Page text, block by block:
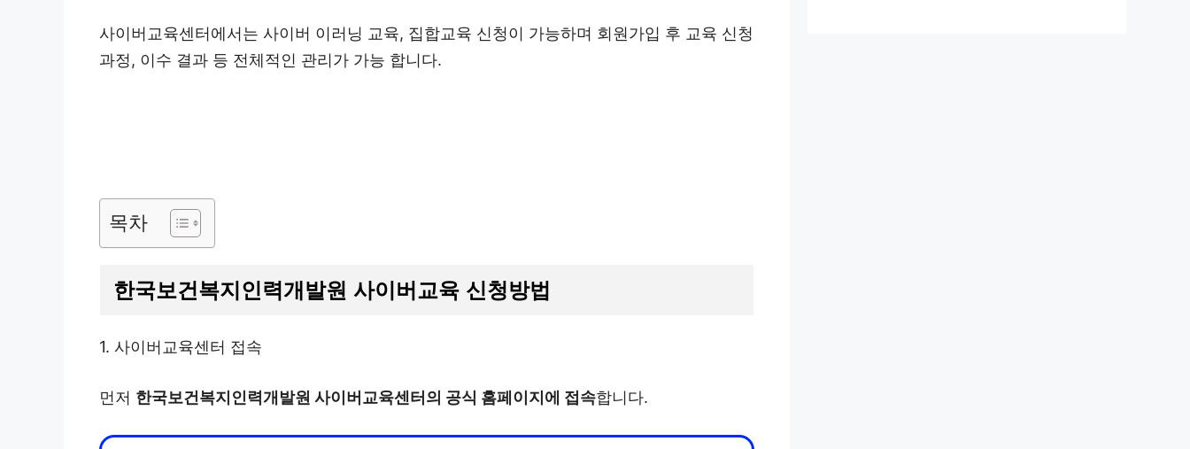
사이버교육센터에서는 사이버 이러닝 교육, 집합교육 신청이 가능하며 회원가입 후 교육 신청
과정, 이수 결과 등 전체적인 관리가 가능 합니다.
목차
한국보건복지인력개발원 사이버교육 신청방법
1. 사이버교육센터 접속
먼저 한국보건복지인력개발원 사이버교육센터의 공식 홈페이지에 접속합니다.